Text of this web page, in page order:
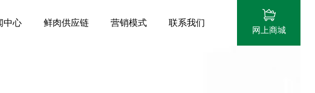
中心 鲜肉供应链 营销模式 联系我们
网上商城